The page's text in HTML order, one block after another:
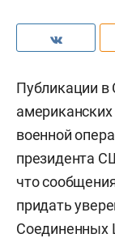
Публикации
военной
президента
что
придать
Соединенных